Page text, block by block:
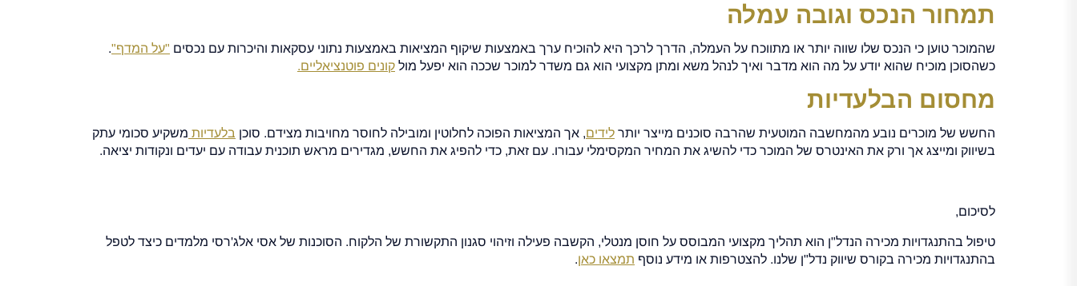
תמחור הנכס וגובה עמלה
שהמוכר טוען כי הנכס שלו שווה יותר או מתווכח על העמלה, הדרך לרכך היא להוכיח ערך באמצעות שיקוף המציאות באמצעות נתוני עסקאות והיכרות עם נכסים "על המדף".
כשהסוכן מוכיח שהוא יודע על מה הוא מדבר ואיך לנהל משא ומתן מקצועי הוא גם משדר למוכר שככה הוא יפעל מול קונים פוטנציאליים.
מחסום הבלעדיות
החשש של מוכרים נובע מהמחשבה המוטעית שהרבה סוכנים מייצר יותר לידים, אך המציאות הפוכה לחלוטין ומובילה לחוסר מחויבות מצידם. סוכן בלעדיות משקיע סכומי עתק
בשיווק ומייצג אך ורק את האינטרס של המוכר כדי להשיג את המחיר המקסימלי עבורו. עם זאת, כדי להפיג את החשש, מגדירים מראש תוכנית עבודה עם יעדים ונקודות יציאה.
לסיכום,
טיפול בהתנגדויות מכירה הנדל"ן הוא תהליך מקצועי המבוסס על חוסן מנטלי, הקשבה פעילה וזיהוי סגנון התקשורת של הלקוח. הסוכנות של אסי אלג'רסי מלמדים כיצד לטפל
בהתנגדויות מכירה בקורס שיווק נדל"ן שלנו. להצטרפות או מידע נוסף תמצאו כאן.